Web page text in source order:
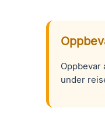
Oppbevar
under